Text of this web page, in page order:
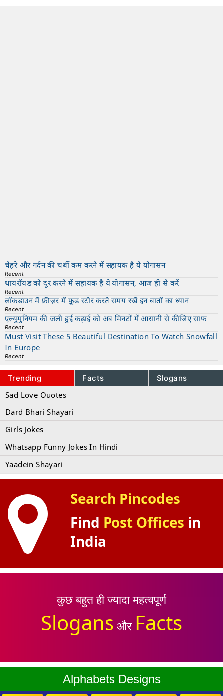
चेहरे और गर्दन की चर्बी कम करने में सहायक है ये योगासन
Recent
थायरॉयड को दूर करने में सहायक है ये योगासन, आज ही से करें
Recent
लॉकडाउन में फ्रीज़र में फ़ूड स्टोर करते समय रखें इन बातों का ध्यान
Recent
एल्युमुनियम की जली हुई कढ़ाई को अब मिनटों में आसानी से कीजिए साफ
Recent
Must Visit These 5 Beautiful Destination To Watch Snowfall
In Europe
Recent
Trending Facts Slogans
Sad Love Quotes
Dard Bhari Shayari
Girls Jokes
Whatsapp Funny Jokes In Hindi
Yaadein Shayari
Search Pincodes
Find Post Offices in
India
कुछ बहुत ही ज्यादा महत्वपूर्ण
Slogans और Facts
Alphabets Designs